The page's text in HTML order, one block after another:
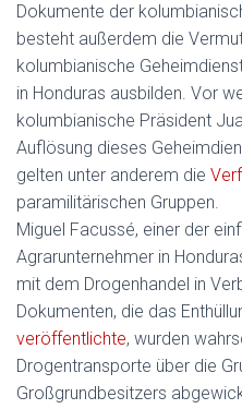
Dokumente der
besteht außerdem die
kolumbianische
in Honduras ausbilden. Vor
kolumbianische Präsident
Auflösung dieses
gelten unter anderem die
paramilitärischen Gruppen.
Miguel Facussé, einer der
Agrarunternehmer in
mit dem Drogenhandel in
Dokumenten, die das
veröffentlichte, wurden
Drogentransporte über die
Großgrundbesitzers